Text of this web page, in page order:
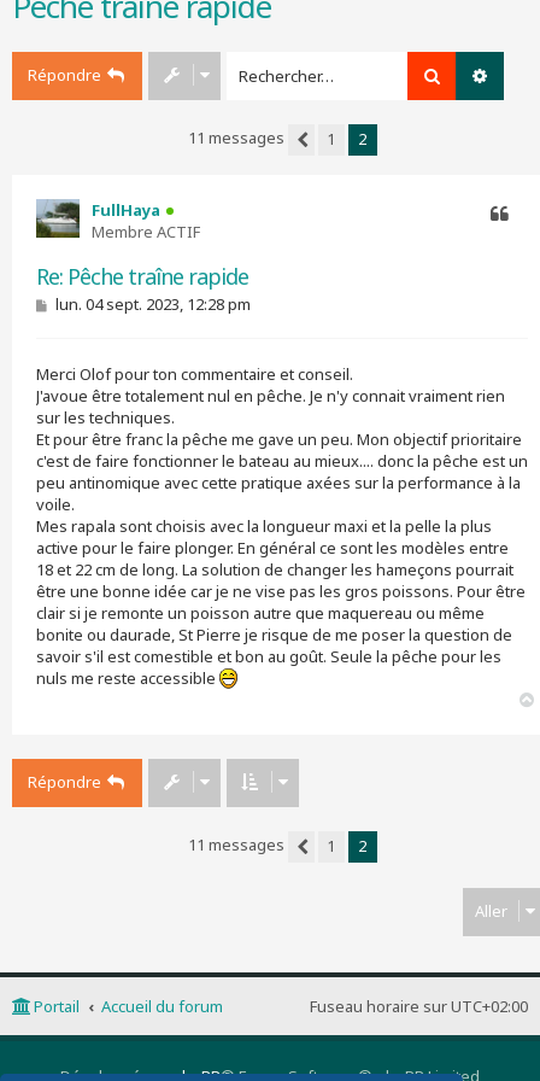
Répondre Rechercher
11 messages
Précédent
1 2
FullHaya
Membre ACTIF
Re: Pêche traîne rapide
M
a
g
e
lun. 04 sept. 2023, 12:28 pm
Merci Olof pour ton commentaire et conseil.
J'avoue être totalement nul en pêche. Je n'y connait vraiment rien
sur les techniques.
Et pour être franc la pêche me gave un peu. Mon objectif prioritaire
c'est de faire fonctionner le bateau au mieux.... donc la pêche est un
peu antinomique avec cette pratique axées sur la performance à la
voile.
Mes rapala sont choisis avec la longueur maxi et la pelle la plus
active pour le faire plonger. En général ce sont les modèles entre
18 et 22 cm de long. La solution de changer les hameçons pourrait
être une bonne idée car je ne vise pas les gros poissons. Pour être
clair si je remonte un poisson autre que maquereau ou même
bonite ou daurade, St Pierre je risque de me poser la question de
savoir s'il est comestible et bon au goût. Seule la pêche pour les
nuls me reste accessible
Répondre
11 messages
Précédent
1 2
Aller
Fuseau horaire surUTC+02:00
Portail Accueil du forum
Développé parphpBB® Forum Software © phpBB Limited